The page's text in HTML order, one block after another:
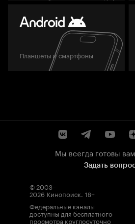
Планшеты и смартфоны
Мы всегда готовы
Задать
© 2003–
2026 Кинопоиск. 18+
Федеральные каналы
доступны для бесплатного
просмотра круглосуточно